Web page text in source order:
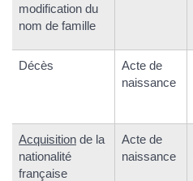
modification du
nom de famille
Décès
Acte de
naissance
Acquisition de la
nationalité
française
Acte de
naissance